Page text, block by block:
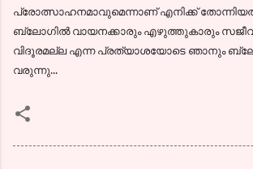
പ്രോത്സാഹനമാവുമെന്നാണ് എനിക്ക്
ബ്ലോഗില്‍ വായനക്കാരും എഴുത്തുകാരും
വിദൂരമല്ല എന്ന പ്രത്യാശയോടെ ഞാനും
വരുന്നു...